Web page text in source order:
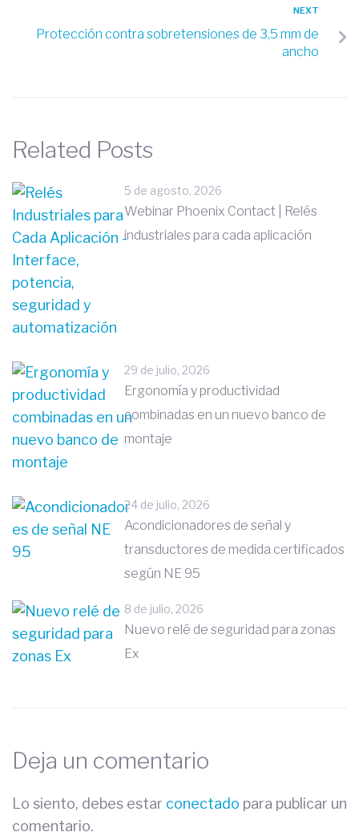
NEXT
Protección contra sobretensiones de 3,5 mm de
ancho
Related Posts
5 de agosto, 2026
Webinar Phoenix Contact | Relés
industriales para cada aplicación
29 de julio, 2026
Ergonomía y productividad
combinadas en un nuevo banco de
montaje
24 de julio, 2026
Acondicionadores de señal y
transductores de medida certificados
según NE 95
8 de julio, 2026
Nuevo relé de seguridad para zonas
Ex
Deja un comentario
Lo siento, debes estar conectado para publicar un
comentario.